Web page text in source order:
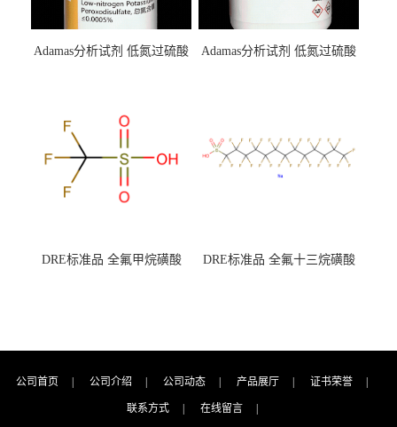
Adamas分析试剂 低氮过硫酸
（泰坦现货供应）
Adamas分析试剂 低氮过硫酸
DRE标准品 全氟甲烷磺酸
DRE标准品 全氟十三烷磺酸
公司首页 公司介绍 公司动态 产品展厅 证书荣誉
联系方式 在线留言